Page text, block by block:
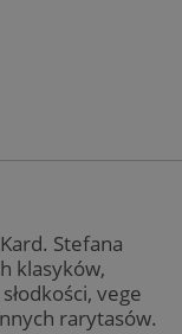
Stefana
klasyków,
vege
rarytasów.